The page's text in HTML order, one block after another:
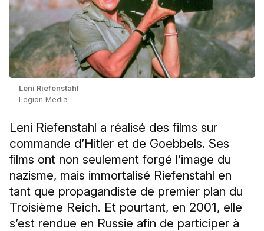
Leni Riefenstahl
Legion Media
Leni Riefenstahl a réalisé des films sur
commande d’Hitler et de Goebbels. Ses
films ont non seulement forgé l’image du
nazisme, mais immortalisé Riefenstahl en
tant que propagandiste de premier plan du
Troisième Reich. Et pourtant, en 2001, elle
s’est rendue en Russie afin de participer à